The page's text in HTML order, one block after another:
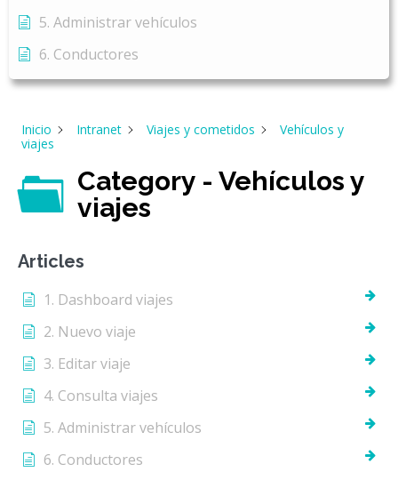
5. Administrar vehículos
6. Conductores
Inicio Intranet Viajes y cometidos
Vehículos y
viajes
Category - Vehículos y
viajes
Articles
1. Dashboard viajes
2. Nuevo viaje
3. Editar viaje
4. Consulta viajes
5. Administrar vehículos
6. Conductores